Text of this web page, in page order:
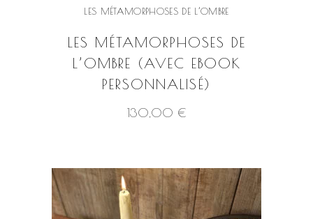
LES MÉTAMORPHOSES DE L’OMBRE
LES MÉTAMORPHOSES DE
L’OMBRE (AVEC EBOOK
PERSONNALISÉ)
130,00 €